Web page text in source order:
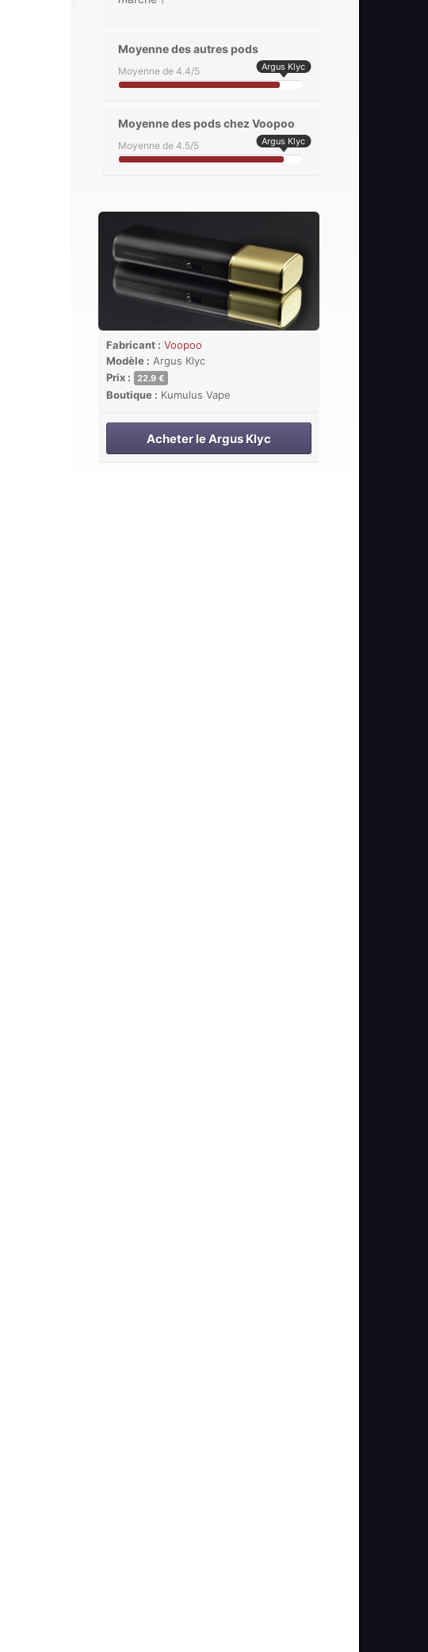
Moyenne des autres pods
Moyenne de 4.4/5 Argus Klyc
Moyenne des pods chez Voopoo
Moyenne de 4.5/5 Argus Klyc
Fabricant : Voopoo
Modèle : Argus Klyc
Prix :
22.9 €
Boutique : Kumulus Vape
Acheter le Argus Klyc